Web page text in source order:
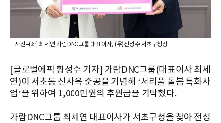
사진=(좌) 최세연 가람DNC그룹 대표이사, (우)전성수 서초구청장
[글로벌에픽 황성수 기자] 가람DNC그룹(대표이사 최세
연)이 서초동 신사옥 준공을 기념해 ‘서리풀 돌봄 특화사
업’을 위하여 1,000만원의 후원금을 기탁했다.
가람DNC그룹 최세연 대표이사가 서초구청을 찾아 전성